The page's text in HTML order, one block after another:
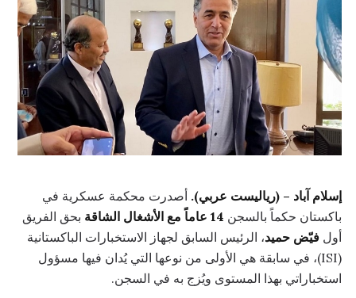
إسلام آباد – (رياليست عربي). أصدرت محكمة عسكرية في
باكستان حكماً بالسجن 14 عاماً مع الأشغال الشاقة
بحق الفريق
أول فيّض حميد، الرئيس السابق لجهاز الاستخبارات الباكستانية
(ISI)، في سابقة هي الأولى من نوعها التي يُدان فيها مسؤول
استخباراتي بهذا المستوى ويُزج به في السجن.